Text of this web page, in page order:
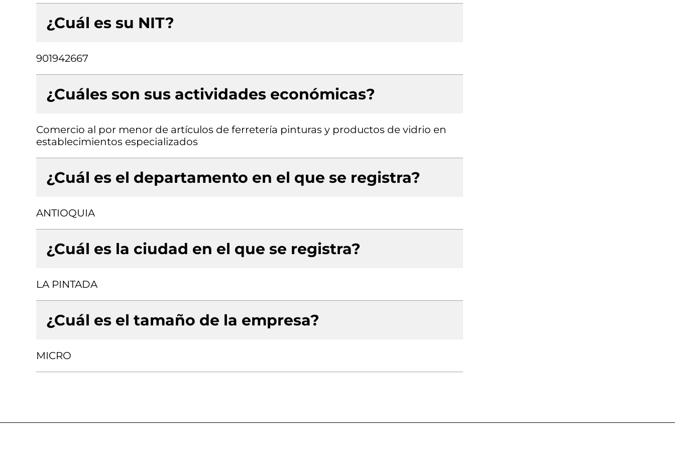
¿Cuál es su NIT?
901942667
¿Cuáles son sus actividades económicas?
Comercio al por menor de artículos de ferretería pinturas y productos de vidrio en
establecimientos especializados
¿Cuál es el departamento en el que se registra?
ANTIOQUIA
¿Cuál es la ciudad en el que se registra?
LA PINTADA
¿Cuál es el tamaño de la empresa?
MICRO